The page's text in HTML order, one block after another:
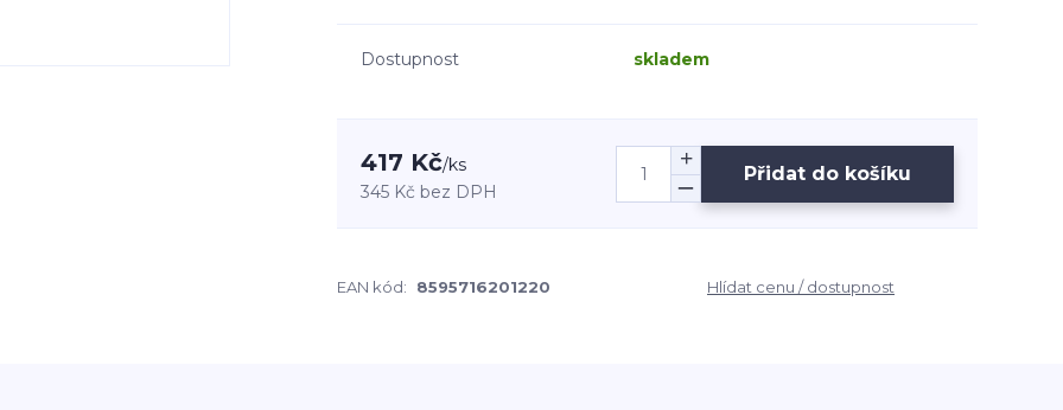
Dostupnost skladem
417 Kč/ks
345 Kč bez DPH
Přidat do košíku
EAN kód: 8595716201220 Hlídat cenu / dostupnost